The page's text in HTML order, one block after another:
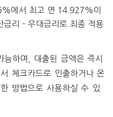
에서 최고 연 14.927%이
리 – 우대금리로 최종 적용
하며, 대출된 금액은 즉시
체크카드로 인출하거나 온
방법으로 사용하실 수 있